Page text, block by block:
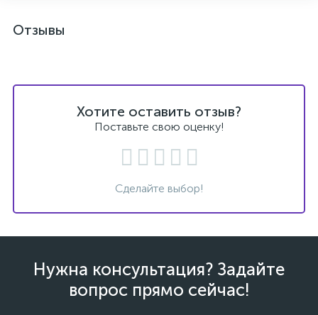
Отзывы
Хотите оставить отзыв?
Поставьте свою оценку!
Сделайте выбор!
Нужна консультация? Задайте
вопрос прямо сейчас!